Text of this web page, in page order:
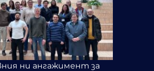
ни ангажимент за